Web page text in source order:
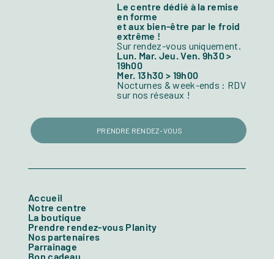
Le centre dédié à la remise
en forme
et aux bien-être par le froid
extrême !
Sur rendez-vous uniquement.
Lun. Mar. Jeu. Ven. 9h30 >
19h00
Mer. 13h30 > 19h00
Nocturnes & week-ends : RDV
sur nos réseaux !
PRENDRE RENDEZ-VOUS
Accueil
Notre centre
La boutique
Prendre rendez-vous Planity
Nos partenaires
Parrainage
Bon cadeau